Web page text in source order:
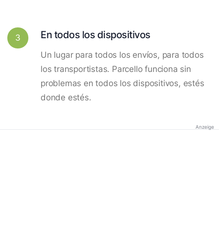
3 En todos los dispositivos
Un lugar para todos los envíos, para todos
los transportistas. Parcello funciona sin
problemas en todos los dispositivos, estés
donde estés.
Anzeige